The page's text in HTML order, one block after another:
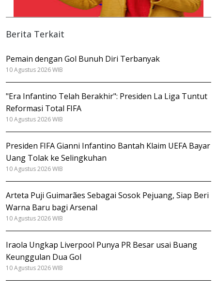
Berita Terkait
Pemain dengan Gol Bunuh Diri Terbanyak
10 Agustus 2026 WIB
"Era Infantino Telah Berakhir": Presiden La Liga Tuntut
Reformasi Total FIFA
10 Agustus 2026 WIB
Presiden FIFA Gianni Infantino Bantah Klaim UEFA Bayar
Uang Tolak ke Selingkuhan
10 Agustus 2026 WIB
Arteta Puji Guimarães Sebagai Sosok Pejuang, Siap Beri
Warna Baru bagi Arsenal
10 Agustus 2026 WIB
Iraola Ungkap Liverpool Punya PR Besar usai Buang
Keunggulan Dua Gol
10 Agustus 2026 WIB